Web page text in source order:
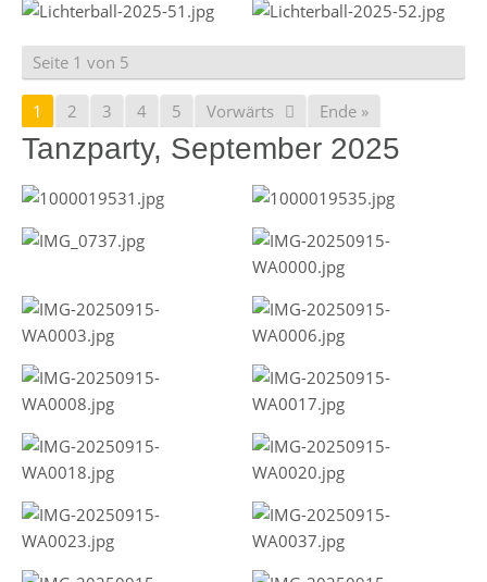
Seite 1 von 5
1 2 3 4 5 Vorwärts Ende »
Tanzparty, September 2025